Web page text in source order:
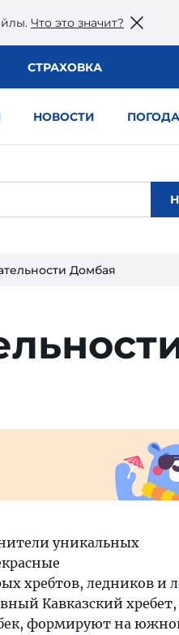
Что это значит?
СТРАХОВКА
НОВОСТИ ПОГОДА
Домбая
уникальных
хребтов, ледников и
Кавказский хребет,
формируют на